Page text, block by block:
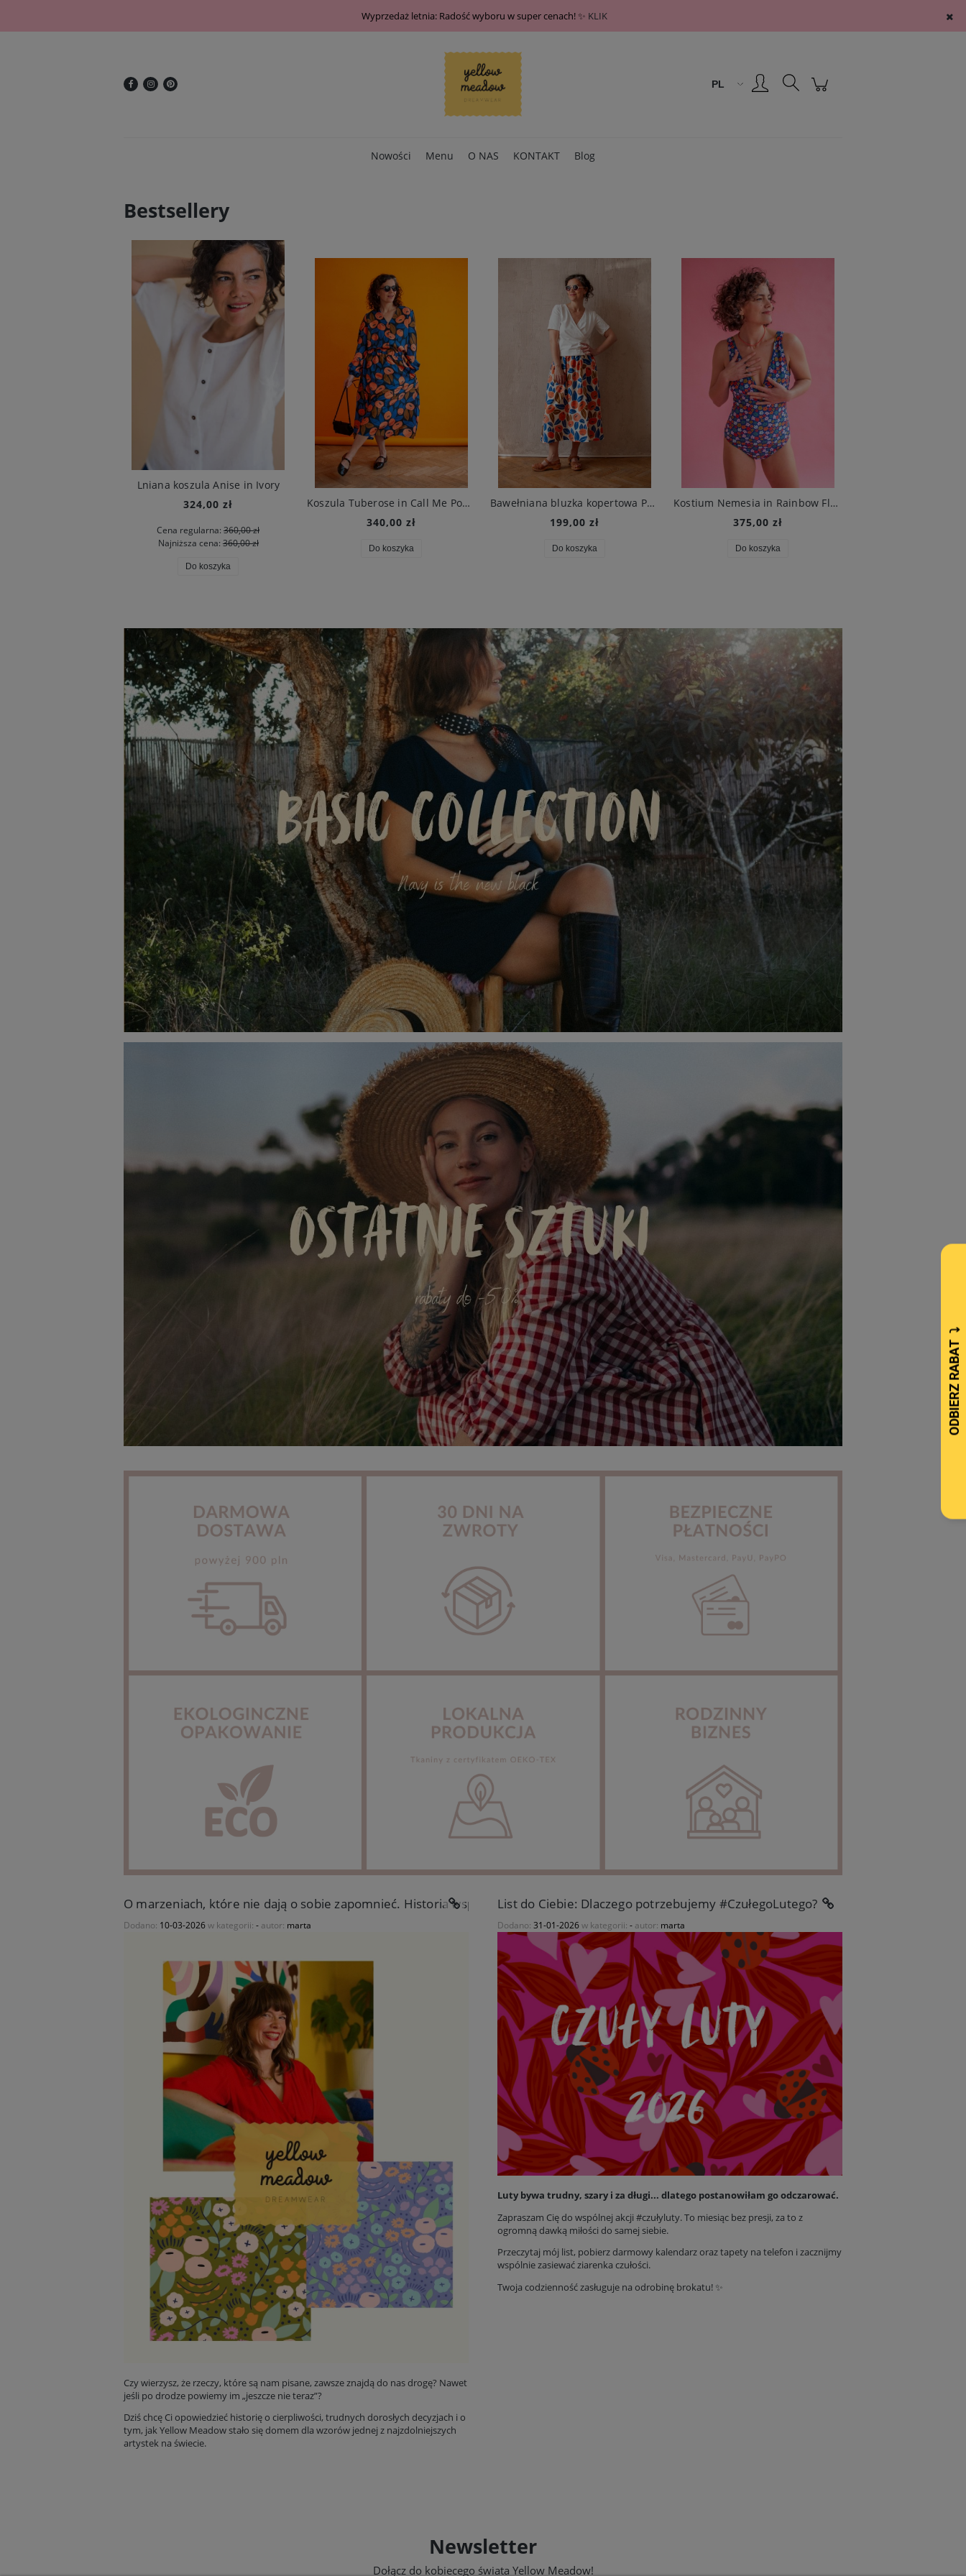
Wyprzedaż letnia: Radość wyboru w super cenach! ✨ KLIK
Nowości Menu O NAS KONTAKT Blog
Bestsellery
Lniana koszula Anise in Ivory
324,00 zł
Cena regularna: 360,00 zł
Najniższa cena: 360,00 zł
Do koszyka
Koszula Tuberose in Call Me Poppy Navy
340,00 zł
Do koszyka
Bawełniana bluzka kopertowa Parsley in Cream
199,00 zł
Do koszyka
Kostium Nemesia in Rainbow Flowers
375,00 zł
Do koszyka
O marzeniach, które nie dają o sobie zapomnieć. Historia współpracy z Elizabeth Olwen.
Dodano: 10-03-2026w kategorii: - autor: marta
Czy wierzysz, że rzeczy, które są nam pisane, zawsze znajdą do nas drogę? Nawet
jeśli po drodze powiemy im „jeszcze nie teraz”?
Dziś chcę Ci opowiedzieć historię o cierpliwości, trudnych dorosłych decyzjach i o
tym, jak Yellow Meadow stało się domem dla wzorów jednej z najzdolniejszych
artystek na świecie.
List do Ciebie: Dlaczego potrzebujemy #CzułegoLutego?
Dodano: 31-01-2026w kategorii: - autor: marta
Luty bywa trudny, szary i za długi... dlatego postanowiłam go odczarować.
Zapraszam Cię do wspólnej akcji #czułyluty. To miesiąc bez presji, za to z
ogromną dawką miłości do samej siebie.
Przeczytaj mój list, pobierz darmowy kalendarz oraz tapety na telefon i zacznijmy
wspólnie zasiewać ziarenka czułości.
Twoja codzienność zasługuje na odrobinę brokatu! ✨
Newsletter
Dołącz do kobiecego świata Yellow Meadow!